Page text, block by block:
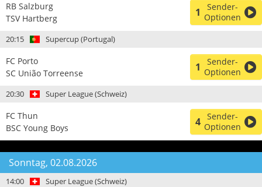
RB Salzburg
TSV Hartberg
1
Sender-
Optionen
20:15 Supercup (Portugal)
FC Porto
SC União Torreense
1
Sender-
Optionen
20:30 Super League (Schweiz)
FC Thun
BSC Young Boys
4 Sender-
Optionen
Sonntag, 02.08.2026
14:00 Super League (Schweiz)